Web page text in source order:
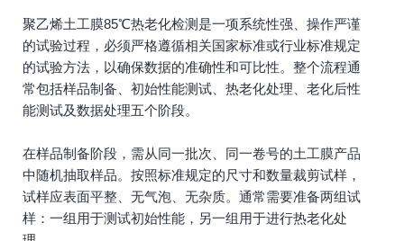
聚乙烯土工膜85℃热老化检测是一项系统性强、操作严谨
的试验过程，必须严格遵循相关国家标准或行业标准规定
的试验方法，以确保数据的准确性和可比性。整个流程通
常包括样品制备、初始性能测试、热老化处理、老化后性
能测试及数据处理五个阶段。
在样品制备阶段，需从同一批次、同一卷号的土工膜产品
中随机抽取样品。按照标准规定的尺寸和数量裁剪试样，
试样应表面平整、无气泡、无杂质。通常需要准备两组试
样：一组用于测试初始性能，另一组用于进行热老化处